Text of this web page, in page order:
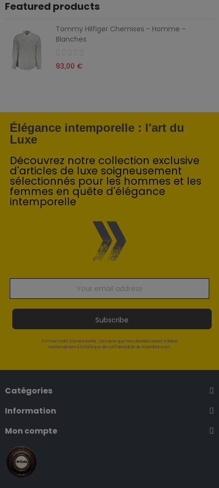
Featured products
Tommy Hilfiger Chemises - Homme -
Blanches
93,00 €
Élégance intemporelle : l'art du
Luxe
Découvrez notre collection exclusive
d'articles de luxe soigneusement
sélectionnés pour les hommes et les
femmes en quête d'élégance
intemporelle
Subscribe
En m'inscrivant à la newsletter, j'accepte que mes données soient traitées
conformément à la Politique de confidentialité de Woomban.com.
Catégories
Information
Mon compte